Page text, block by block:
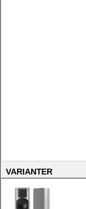
VARIANTER